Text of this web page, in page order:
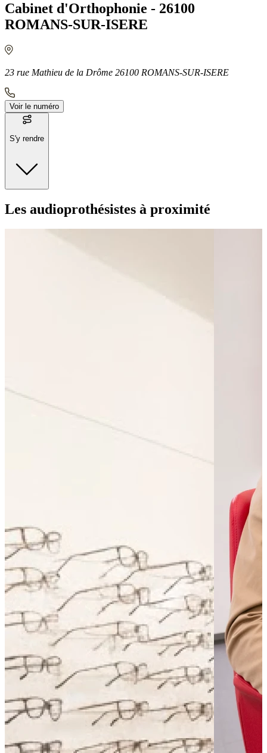
Cabinet d'Orthophonie - 26100
ROMANS-SUR-ISERE
23 rue Mathieu de la Drôme 26100 ROMANS-SUR-ISERE
Voir le numéro
S'y rendre
Moyens de transport
Bus - Gare Multimodale
Les audioprothésistes à proximité